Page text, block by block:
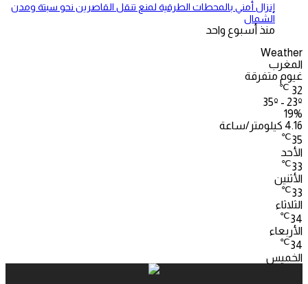
إنزال أمني بالمحطات الطرقية لمنع تنقل القاصرين نحو سبتة ومدن
الشمال
منذ أسبوع واحد
Weather
المغرب
غيوم متفرقة
32
℃
35º - 23º
19%
4.16 كيلومتر/ساعة
35
℃
الأحد
33
℃
الأثنين
33
℃
الثلاثاء
34
℃
الأربعاء
34
℃
الخميس